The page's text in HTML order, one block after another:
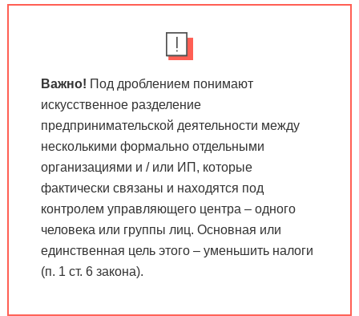
Важно! Под дроблением понимают
искусственное разделение
предпринимательской деятельности между
несколькими формально отдельными
организациями и / или ИП, которые
фактически связаны и находятся под
контролем управляющего центра – одного
человека или группы лиц. Основная или
единственная цель этого – уменьшить налоги
(п. 1 ст. 6 закона).